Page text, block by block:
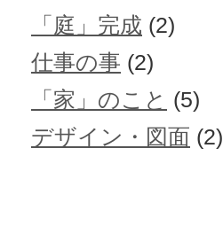
「庭」完成 (2)
仕事の事 (2)
「家」のこと (5)
デザイン・図面 (2)